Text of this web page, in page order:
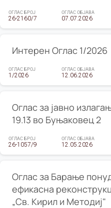
ОГЛАС БРОЈ
26-2160/7
ОГЛАС ОБЈАВА
07.07.2026
Интерен Оглас 1/2026
ОГЛАС БРОЈ
1/2026
ОГЛАС ОБЈАВА
12.06.2026
Оглас за јавно
19.13 во Буњаковец 2
ОГЛАС БРОЈ
26-1057/9
ОГЛАС ОБЈАВА
12.05.2026
Оглас за Барање
ефикасна
„Св. Кирил и Методиј"